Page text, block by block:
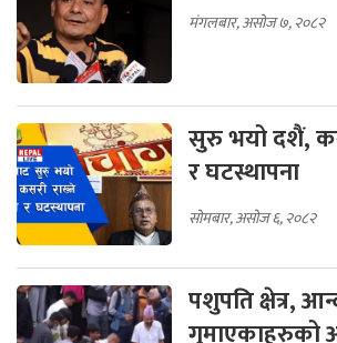
मंगलबार, असोज ७, २०८२
सुरु भयो दशैं,
र घटस्थापना
सोमबार, असोज ६, २०८२
पशुपति क्षेत्र,